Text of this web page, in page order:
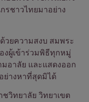
รชาวไทยมาอย่าง
วยความสงบ สมพระ
งผู้เข้าร่วมพิธีทุกหมู่
อาลัย และแสดงออก
างหาที่สุดมิได้
วิทยาลัย วิทยาเขต